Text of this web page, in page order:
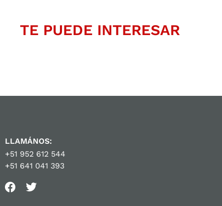
TE PUEDE INTERESAR
LLAMÁNOS:
+51 952 612 544
+51 641 041 393